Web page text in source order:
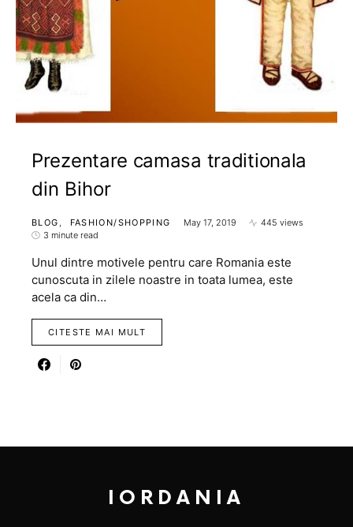
Prezentare camasa traditionala
din Bihor
BLOG FASHION/SHOPPING May 17, 2019
445 views
3 minute read
Unul dintre motivele pentru care Romania este
cunoscuta in zilele noastre in toata lumea, este
acela ca din…
CITESTE MAI MULT
IORDANIA